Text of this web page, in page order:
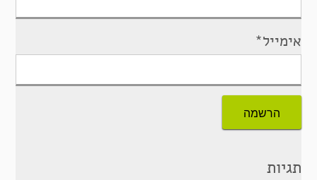
אימייל*
תגיות